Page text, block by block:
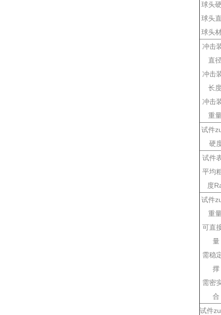
球头
球头
球头
冲击
直
冲击
长
冲击
重
试件
硬
试件
平均
度
试件
重
可直
量
需稳
撑
需密
合
试件